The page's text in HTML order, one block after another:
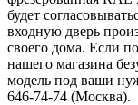
будет
входную дверь
своего дома. Если
нашего магазина
модель под ваши
646-74-74 (Москва).